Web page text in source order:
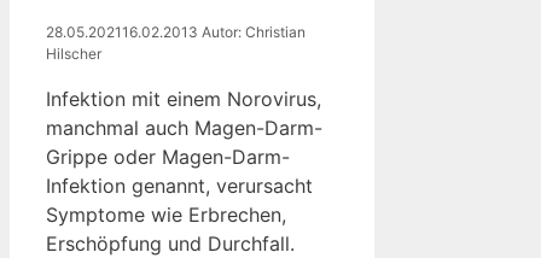
28.05.202116.02.2013 Autor: Christian
Hilscher
Infektion mit einem Norovirus,
manchmal auch Magen-Darm-
Grippe oder Magen-Darm-
Infektion genannt, verursacht
Symptome wie Erbrechen,
Erschöpfung und Durchfall.